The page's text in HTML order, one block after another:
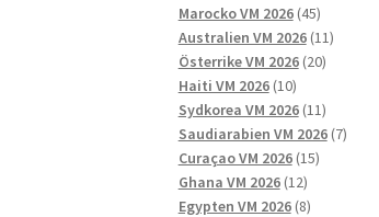
Marocko VM 2026 4545
produkter
Australien VM 2026 1111
Österrike VM 2026 2020
Haiti VM 2026 1010
produkter
Sydkorea VM 2026 1111
produkter
Saudiarabien VM 2026 77
Curaçao VM 2026 1515
Ghana VM 2026 1212
produkter
Egypten VM 2026 88